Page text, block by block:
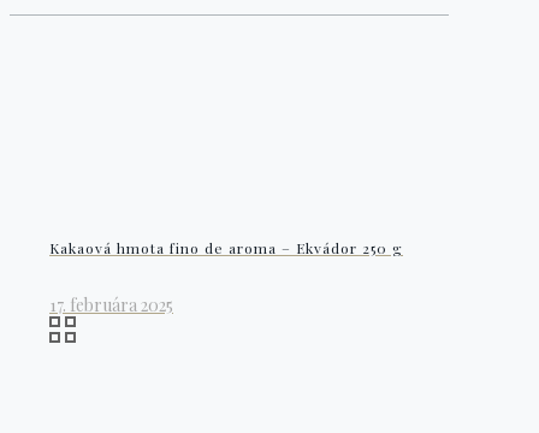
Kakaová hmota fino de aroma – Ekvádor 250 g
17. februára 2025